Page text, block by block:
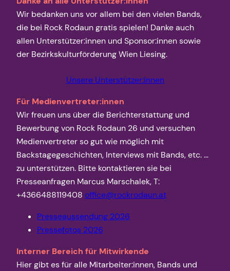
Wir bedanken uns vor allem bei den vielen Bands,
die bei Rock Rodaun gratis spielen! Danke auch
allen Unterstützer:innen und Sponsor:innen sowie
der Bezirkskulturförderung Wien Liesing.
Unsere Unterstützer:innen
Für Medienvertreter:innen
Wir freuen uns über die Berichterstattung und
Bewerbung von Rock Rodaun 26 und versuchen
Medienvertreter so gut wie möglich mit
Backstagegeschichten, Interviews mit Bands, etc. …
zu unterstützen. Bitte kontaktieren sie bei
Presseanfragen Marcus Marschalek, T:
+4366488119408 office@rockrodaun.at
Presseaussendung 2026
Pressefotos 2026
Interner Bereich für Mitwirkende
Hier gibt es für alle Mitarbeiter:innen, Bands und